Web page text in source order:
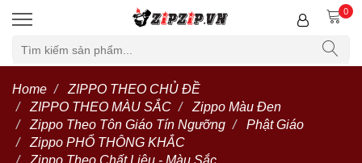
0
Home
ZIPPO THEO CHỦ ĐỀ
ZIPPO THEO MÀU SẮC
Zippo Màu Đen
Zippo Theo Tôn Giáo Tín Ngưỡng
Phật Giáo
Zippo PHỔ THÔNG KHẮC
Zippo Theo Chất Liệu - Màu Sắc